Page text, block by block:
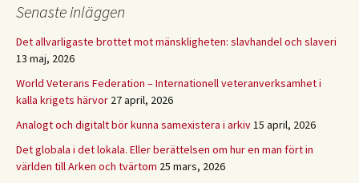
Senaste inläggen
Det allvarligaste brottet mot mänskligheten: slavhandel och slaveri
13 maj, 2026
World Veterans Federation – Internationell veteranverksamhet i
kalla krigets härvor 27 april, 2026
Analogt och digitalt bör kunna samexistera i arkiv15 april, 2026
Det globala i det lokala. Eller berättelsen om hur en man fört in
världen till Arken och tvärtom 25 mars, 2026